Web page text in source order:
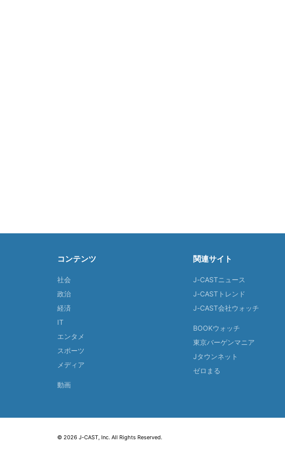
コンテンツ
社会
政治
経済
IT
エンタメ
スポーツ
メディア
動画
関連サイト
J-CASTニュース
J-CASTトレンド
J-CAST会社ウォッチ
BOOKウォッチ
東京バーゲンマニア
Jタウンネット
ゼロまる
© 2026 J-CAST, Inc. All Rights Reserved.